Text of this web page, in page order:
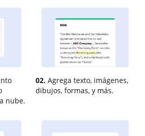
nube.
02. Agrega texto, imágenes,
dibujos, formas, y más.